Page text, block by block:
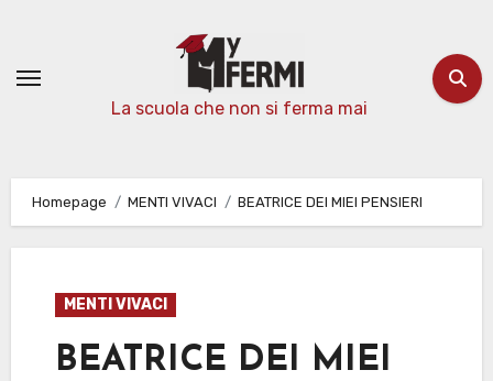
contenuto
La scuola che non si ferma mai
Homepage MENTI VIVACI BEATRICE DEI MIEI PENSIERI
MENTI VIVACI
BEATRICE DEI MIEI